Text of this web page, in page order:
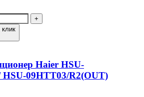
клик
Haier HSU-
09HTT03/R2(OUT)